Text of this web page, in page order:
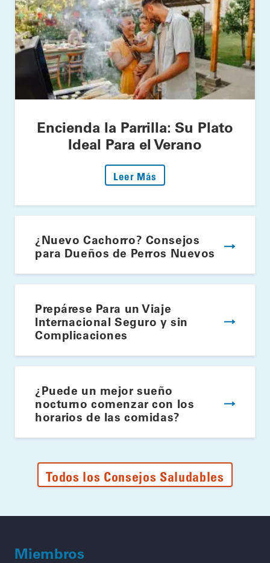
Encienda la Parrilla: Su Plato
Ideal Para el Verano
Leer Más
¿Nuevo Cachorro? Consejos
para Dueños de Perros Nuevos
Prepárese Para un Viaje
Internacional Seguro y sin
Complicaciones
¿Puede un mejor sueño
nocturno comenzar con los
horarios de las comidas?
Todos los Consejos Saludables
Miembros